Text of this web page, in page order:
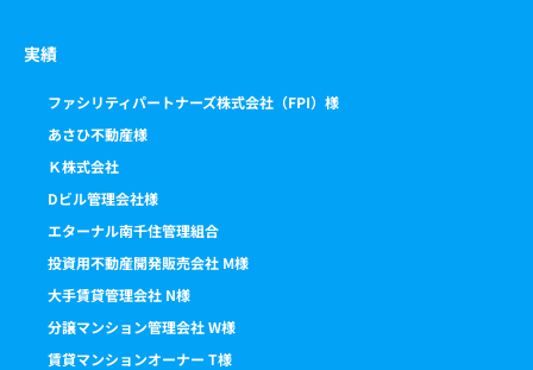
実績
ファシリティパートナーズ株式会社（FPI）様
あさひ不動産様
Ｋ株式会社
Dビル管理会社様
エターナル南千住管理組合
投資用不動産開発販売会社 M様
大手賃貸管理会社 N様
分譲マンション管理会社 W様
賃貸マンションオーナー T様